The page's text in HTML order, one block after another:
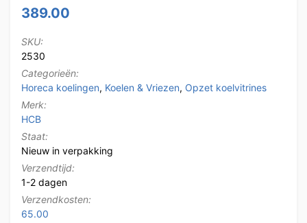
389.00
SKU:
2530
Categorieën:
Horeca koelingen, Koelen & Vriezen, Opzet koelvitrines
Merk:
HCB
Staat:
Nieuw in verpakking
Verzendtijd:
1-2 dagen
Verzendkosten:
65.00